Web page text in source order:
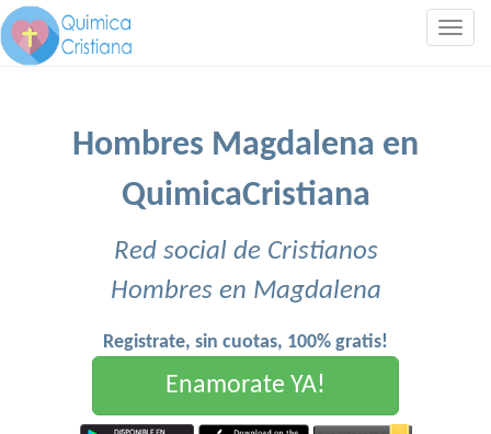
Hombres Magdalena en
QuimicaCristiana
Red social de Cristianos
Hombres en Magdalena
Registrate, sin cuotas, 100% gratis!
Enamorate YA!